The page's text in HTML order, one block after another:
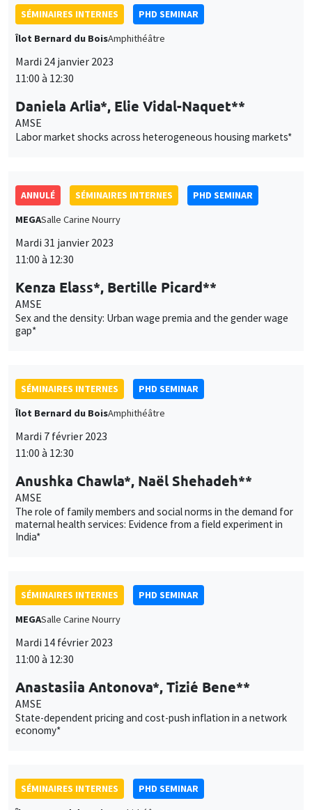
SÉMINAIRES INTERNES
PHD SEMINAR
Îlot Bernard du BoisAmphithéâtre
Mardi 24 janvier 2023
11:00 à 12:30
Daniela Arlia*, Elie Vidal-Naquet**
AMSE
Labor market shocks across heterogeneous housing markets*
ANNULÉ SÉMINAIRES INTERNES
PHD SEMINAR
MEGASalle Carine Nourry
Mardi 31 janvier 2023
11:00 à 12:30
Kenza Elass*, Bertille Picard**
AMSE
Sex and the density: Urban wage premia and the gender wage
gap*
SÉMINAIRES INTERNES
PHD SEMINAR
Îlot Bernard du BoisAmphithéâtre
Mardi 7 février 2023
11:00 à 12:30
Anushka Chawla*, Naël Shehadeh**
AMSE
The role of family members and social norms in the demand for
maternal health services: Evidence from a field experiment in
India*
SÉMINAIRES INTERNES
PHD SEMINAR
MEGASalle Carine Nourry
Mardi 14 février 2023
11:00 à 12:30
Anastasiia Antonova*, Tizié Bene**
AMSE
State-dependent pricing and cost-push inflation in a network
economy*
SÉMINAIRES INTERNES
PHD SEMINAR